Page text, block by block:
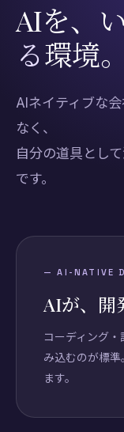
AIを、
る環境。
AIネイティブな
なく、
自分の道具とし
です。
—AI-NATIVE
AIが、開
コーディング
み込むのが標準
ます。